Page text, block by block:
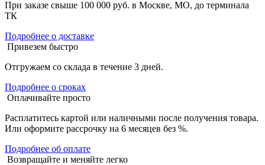
При заказе свыше 100 000 руб. в Москве, МО, до терминала
ТК
Подробнее о доставке
Привезем быстро
Отгружаем со склада в течение 3 дней.
Подробнее о сроках
Оплачивайте просто
Расплатитесь картой или наличными после получения товара.
Или оформите рассрочку на 6 месяцев без %.
Подробнее об оплате
Возвращайте и меняйте легко